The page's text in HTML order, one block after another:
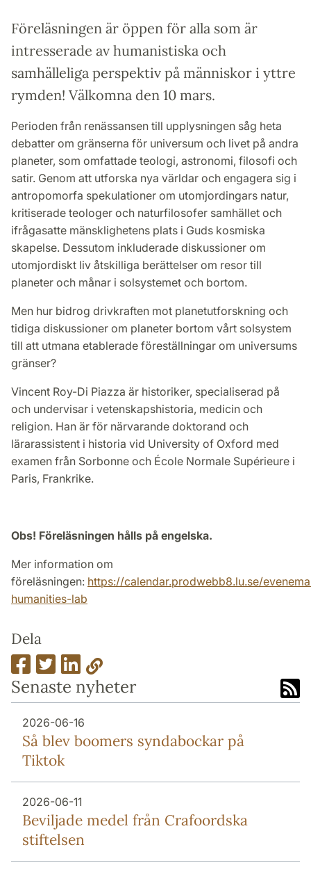
Föreläsningen är öppen för alla som är
intresserade av humanistiska och
samhälleliga perspektiv på människor i yttre
rymden! Välkomna den 10 mars.
Perioden från renässansen till upplysningen såg heta
debatter om gränserna för universum och livet på andra
planeter, som omfattade teologi, astronomi, filosofi och
satir. Genom att utforska nya världar och engagera sig i
antropomorfa spekulationer om utomjordingars natur,
kritiserade teologer och naturfilosofer samhället och
ifrågasatte mänsklighetens plats i Guds kosmiska
skapelse. Dessutom inkluderade diskussioner om
utomjordiskt liv åtskilliga berättelser om resor till
planeter och månar i solsystemet och bortom.
Men hur bidrog drivkraften mot planetutforskning och
tidiga diskussioner om planeter bortom vårt solsystem
till att utmana etablerade föreställningar om universums
gränser?
Vincent Roy-Di Piazza är historiker, specialiserad på
och undervisar i vetenskapshistoria, medicin och
religion. Han är för närvarande doktorand och
lärarassistent i historia vid University of Oxford med
examen från Sorbonne och École Normale Supérieure i
Paris, Frankrike.
Obs! Föreläsningen hålls på engelska.
Mer information om
föreläsningen: https://calendar.prodwebb8.lu.se/
humanities-lab
Dela
Senaste nyheter
2026-06-16
Så blev boomers syndabockar på
Tiktok
2026-06-11
Beviljade medel från Crafoordska
stiftelsen